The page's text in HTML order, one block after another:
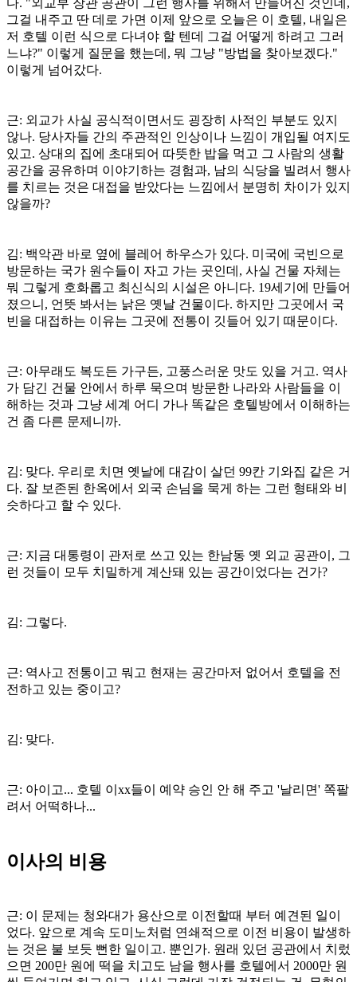
그걸 내주고 딴 데로 가면 이제 앞으로 오늘은 이 호텔, 내일은
저 호텔 이런 식으로 다녀야 할 텐데 그걸 어떻게 하려고 그러
느냐?" 이렇게 질문을 했는데, 뭐 그냥 "방법을 찾아보겠다."
이렇게 넘어갔다.
근: 외교가 사실 공식적이면서도 굉장히 사적인 부분도 있지
않나. 당사자들 간의 주관적인 인상이나 느낌이 개입될 여지도
있고. 상대의 집에 초대되어 따뜻한 밥을 먹고 그 사람의 생활
공간을 공유하며 이야기하는 경험과, 남의 식당을 빌려서 행사
를 치르는 것은 대접을 받았다는 느낌에서 분명히 차이가 있지
않을까?
김: 백악관 바로 옆에 블레어 하우스가 있다. 미국에 국빈으로
방문하는 국가 원수들이 자고 가는 곳인데, 사실 건물 자체는
뭐 그렇게 호화롭고 최신식의 시설은 아니다. 19세기에 만들어
졌으니, 언뜻 봐서는 낡은 옛날 건물이다. 하지만 그곳에서 국
빈을 대접하는 이유는 그곳에 전통이 깃들어 있기 때문이다.
근: 아무래도 복도든 가구든, 고풍스러운 맛도 있을 거고. 역사
가 담긴 건물 안에서 하루 묵으며 방문한 나라와 사람들을 이
해하는 것과 그냥 세계 어디 가나 똑같은 호텔방에서 이해하는
건 좀 다른 문제니까.
김: 맞다. 우리로 치면 옛날에 대감이 살던 99칸 기와집 같은 거
다. 잘 보존된 한옥에서 외국 손님을 묵게 하는 그런 형태와 비
슷하다고 할 수 있다.
근: 지금 대통령이 관저로 쓰고 있는 한남동 옛 외교 공관이, 그
런 것들이 모두 치밀하게 계산돼 있는 공간이었다는 건가?
김: 그렇다.
근: 역사고 전통이고 뭐고 현재는 공간마저 없어서 호텔을 전
전하고 있는 중이고?
김: 맞다.
근: 아이고... 호텔 이xx들이 예약 승인 안 해 주고 '날리면' 쪽팔
려서 어떡하나...
이사의 비용
근: 이 문제는 청와대가 용산으로 이전할때 부터 예견된 일이
었다. 앞으로 계속 도미노처럼 연쇄적으로 이전 비용이 발생하
는 것은 불 보듯 뻔한 일이고. 뿐인가. 원래 있던 공관에서 치렀
으면 200만 원에 떡을 치고도 남을 행사를 호텔에서 2000만 원